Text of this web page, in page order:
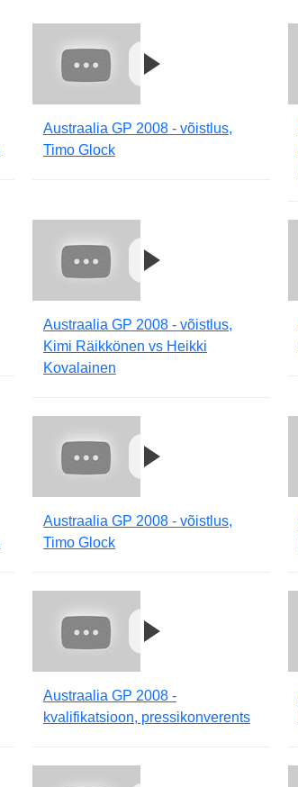
Austraalia GP 2008 - võistlus,
Timo Glock
Austraalia GP 2008 - võistlus,
Kimi Räikkönen vs Heikki
Kovalainen
Austraalia GP 2008 - võistlus,
Timo Glock
Austraalia GP 2008 -
kvalifikatsioon, pressikonverents